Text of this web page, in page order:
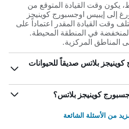
12.2 كم فقط، يكون وقت القيادة المتوقع من
إلى إيبيس اوجسبورج كوينيجز
09د. قد يختلف وقت القيادة المقدر اعتماداً على
في المنطقة المحيطة.
المركزية.
بلاتس صديقاً للحيوانات
كوينيجز بلاتس؟
من الأسئلة الشائعة